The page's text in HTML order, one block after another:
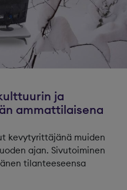
ja
ammattilaisena
kevytyrittäjänä muiden
ajan. Sivutoiminen
tilanteeseensa